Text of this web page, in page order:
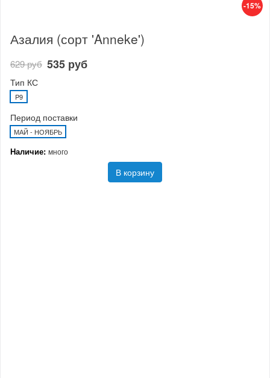
-15%
Азалия (сорт 'Anneke')
629 руб 535 руб
Тип КС
P9
Период поставки
МАЙ - НОЯБРЬ
Наличие: много
В корзину